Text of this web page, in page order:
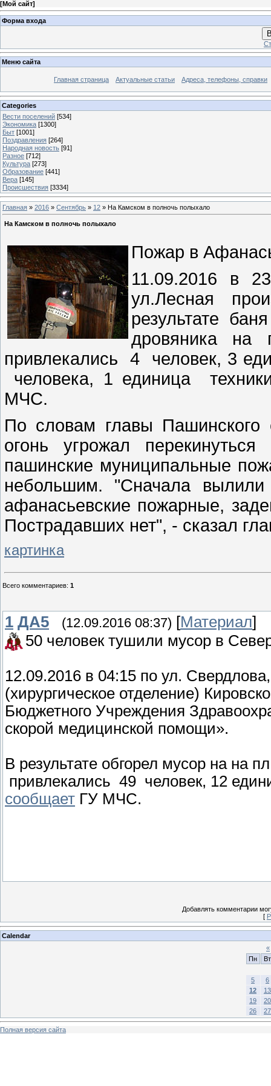
[Мой сайт]
Форма входа
Меню сайта
Главная страница Актуальные статьи Адреса, телефоны, справки
Categories
Вести поселений [534]
Экономика [1300]
Быт [1001]
Поздравления [264]
Народная новость [91]
Разное [712]
Культура [273]
Образование [441]
Вера [145]
Происшествия [3334]
Главная » 2016 » Сентябрь » 12 » На Камском в полночь полыхало
На Камском в полночь полыхало
Пожар в
11.09.2016 в
ул.Лесная
результате
дровяника
привлекались 4 человек, 3
человека, 1 единица
МЧС.
По словам главы Пашинского
огонь угрожал
пашинские муниципальные
небольшим. "Сначала вылили
афанасьевские пожарные,
Пострадавших нет", - сказал
картинка
Всего комментариев: 1
1 ДА5 (12.09.2016 08:37) [Материал]
50 человек тушили мусор в
12.09.2016 в 04:15 по ул.
(хирургическое отделение)
Бюджетного Учреждения
скорой медицинской помощи».
В результате обгорел мусор на на
привлекались 49 человек, 12
сообщает ГУ МЧС.
Добавлять комментарии
[
Calendar
«
Пн
Вт
5
6
12
13
19
20
26
27
Полная версия сайта